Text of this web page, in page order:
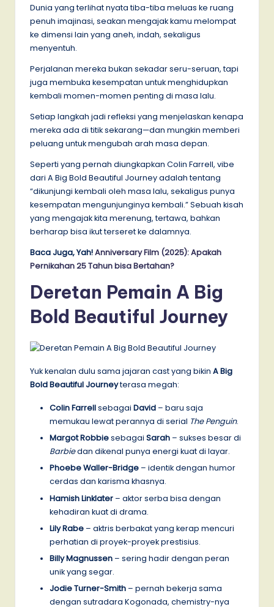
Dunia yang terlihat nyata tiba-tiba meluas ke ruang
penuh imajinasi, seakan mengajak kamu melompat
ke dimensi lain yang aneh, indah, sekaligus
menyentuh.
Perjalanan mereka bukan sekadar seru-seruan, tapi
juga membuka kesempatan untuk menghidupkan
kembali momen-momen penting di masa lalu.
Setiap langkah jadi refleksi yang menjelaskan kenapa
mereka ada di titik sekarang—dan mungkin memberi
peluang untuk mengubah arah masa depan.
Seperti yang pernah diungkapkan Colin Farrell, vibe
dari A Big Bold Beautiful Journey adalah tentang
“dikunjungi kembali oleh masa lalu, sekaligus punya
kesempatan mengunjunginya kembali.” Sebuah kisah
yang mengajak kita merenung, tertawa, bahkan
berharap bisa ikut terseret ke dalamnya.
Baca Juga, Yah!Anniversary Film (2025): Apakah
Pernikahan 25 Tahun bisa Bertahan?
Deretan Pemain A Big
Bold Beautiful Journey
Yuk kenalan dulu sama jajaran cast yang bikin A Big
Bold Beautiful Journeyterasa megah:
Colin Farrellsebagai David – baru saja
memukau lewat perannya di serial The Penguin.
Margot Robbiesebagai Sarah – sukses besar di
Barbiedan dikenal punya energi kuat di layar.
Phoebe Waller-Bridge – identik dengan humor
cerdas dan karisma khasnya.
Hamish Linklater – aktor serba bisa dengan
kehadiran kuat di drama.
Lily Rabe – aktris berbakat yang kerap mencuri
perhatian di proyek-proyek prestisius.
Billy Magnussen – sering hadir dengan peran
unik yang segar.
Jodie Turner-Smith – pernah bekerja sama
dengan sutradara Kogonada, chemistry-nya